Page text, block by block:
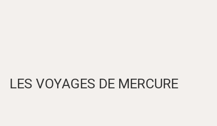
LES VOYAGES DE MERCURE